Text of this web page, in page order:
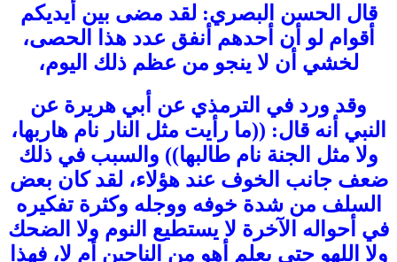
قال الحسن البصري: لقد مضى بين أيديكم
أقوام لو أن أحدهم أنفق عدد هذا الحصى،
لخشي أن لا ينجو من عظم ذلك اليوم،
وقد ورد في الترمذي عن أبي هريرة عن
النبي أنه قال: ((ما رأيت مثل النار نام هاربها،
ولا مثل الجنة نام طالبها)) والسبب في ذلك
ضعف جانب الخوف عند هؤلاء، لقد كان بعض
السلف من شدة خوفه ووجله وكثرة تفكيره
في أحواله الآخرة لا يستطيع النوم ولا الضحك
ولا اللهو حتى يعلم أهو من الناجين أم لا، فهذا